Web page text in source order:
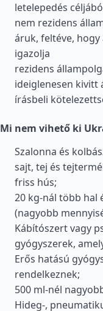
letelepedés
nem rezidens
áruk, feltéve,
igazolja
rezidens
ideiglenesen kivitt
írásbeli
Mi nem vihető ki
Szalonna és
sajt, tej és
friss hús;
20 kg-nál több hal
(nagyobb
Kábítószert vagy
gyógyszerek,
Erős hatású
rendelkeznek;
500 ml-nél
Hideg-,